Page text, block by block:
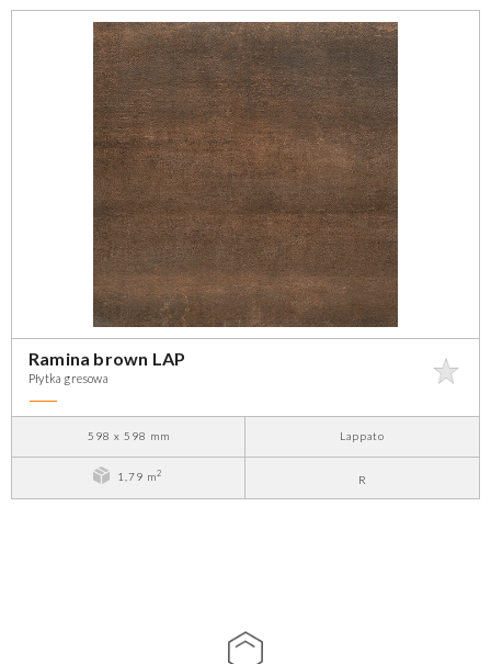
Ramina brown LAP
Płytka gresowa
598 x 598 mm Lappato
1,79 m2 R